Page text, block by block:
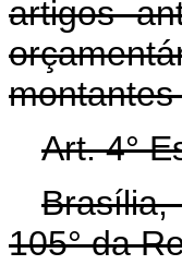
artigos
Art. 4°
105° da